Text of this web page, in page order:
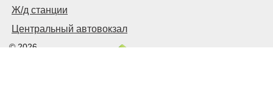
Ж/д станции
Центральный автовокзал
© 2026